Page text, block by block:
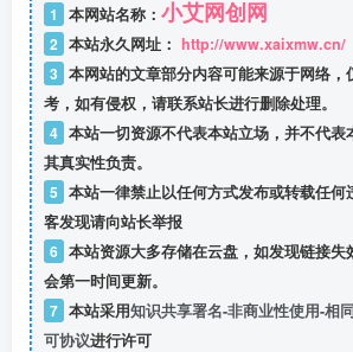
1 本网站名称： 小艾网创网
2 本站永久网址： http://www.xaixmw.cn/
3 本网站的文章部分内容可能来源于网络，
考，如有侵权，请联系站长进行删除处理。
4 本站一切资源不代表本站立场，并不代表
其真实性负责。
5 本站一律禁止以任何方式发布或转载任何
客发现请向站长举报
6 本站资源大多存储在云盘，如发现链接失
会第一时间更新。
7 本站采用知识共享署名-非商业性使用-相
可协议进行许可